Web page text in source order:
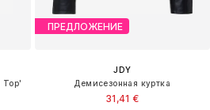
Top'
ПРЕДЛОЖЕНИЕ
JDY
Демисезонная куртка
31,41 €